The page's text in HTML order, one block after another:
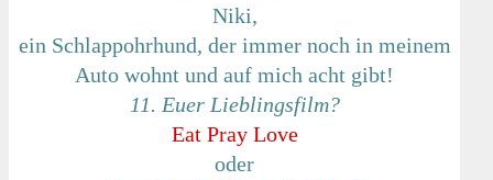
Niki,
ein Schlappohrhund, der immer noch in meinem
Auto wohnt und auf mich acht gibt!
11. Euer Lieblingsfilm?
Eat Pray Love
oder